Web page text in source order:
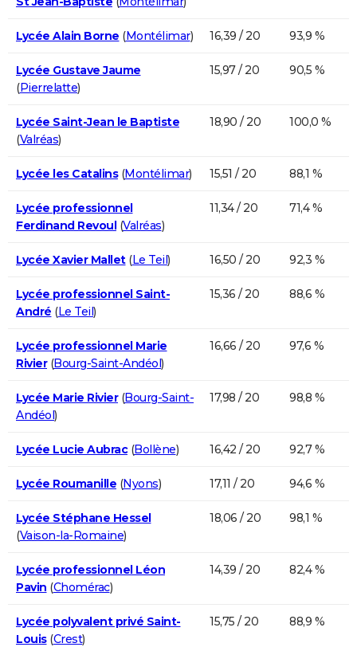
Lycée Alain Borne (Montélimar) 16,39 / 20 93,9 %
Lycée Gustave Jaume
(Pierrelatte)
15,97 / 20 90,5 %
Lycée Saint-Jean le Baptiste
(Valréas)
18,90 / 20 100,0 %
Lycée les Catalins(Montélimar) 15,51 / 20 88,1 %
Lycée professionnel
Ferdinand Revoul(Valréas)
11,34 / 20 71,4 %
Lycée Xavier Mallet(Le Teil) 16,50 / 20 92,3 %
Lycée professionnel Saint-
André (Le Teil)
15,36 / 20 88,6 %
Lycée professionnel Marie
Rivier(Bourg-Saint-Andéol)
16,66 / 20 97,6 %
Lycée Marie Rivier(Bourg-Saint-
Andéol)
17,98 / 20 98,8 %
Lycée Lucie Aubrac(Bollène) 16,42 / 20 92,7 %
Lycée Roumanille (Nyons) 17,11 / 20 94,6 %
Lycée Stéphane Hessel
(Vaison-la-Romaine)
18,06 / 20 98,1 %
Lycée professionnel Léon
Pavin (Chomérac)
14,39 / 20 82,4 %
Lycée polyvalent privé Saint-
Louis(Crest)
15,75 / 20 88,9 %